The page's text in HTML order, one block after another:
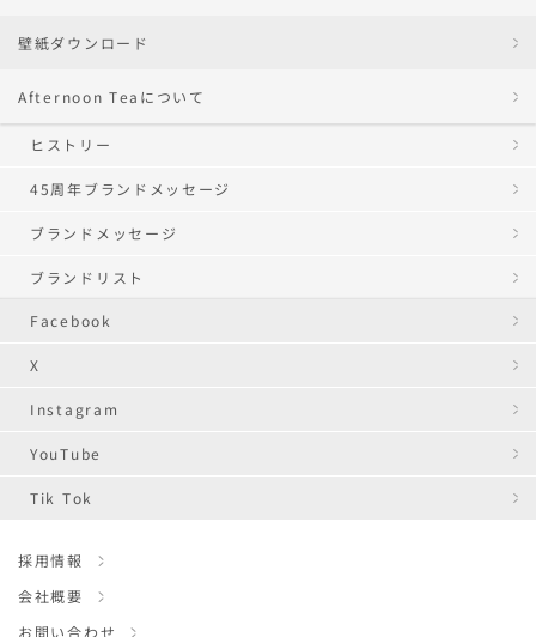
壁紙ダウンロード
Afternoon Teaについて
ヒストリー
45周年ブランドメッセージ
ブランドメッセージ
ブランドリスト
Facebook
X
Instagram
YouTube
Tik Tok
採用情報
会社概要
お問い合わせ